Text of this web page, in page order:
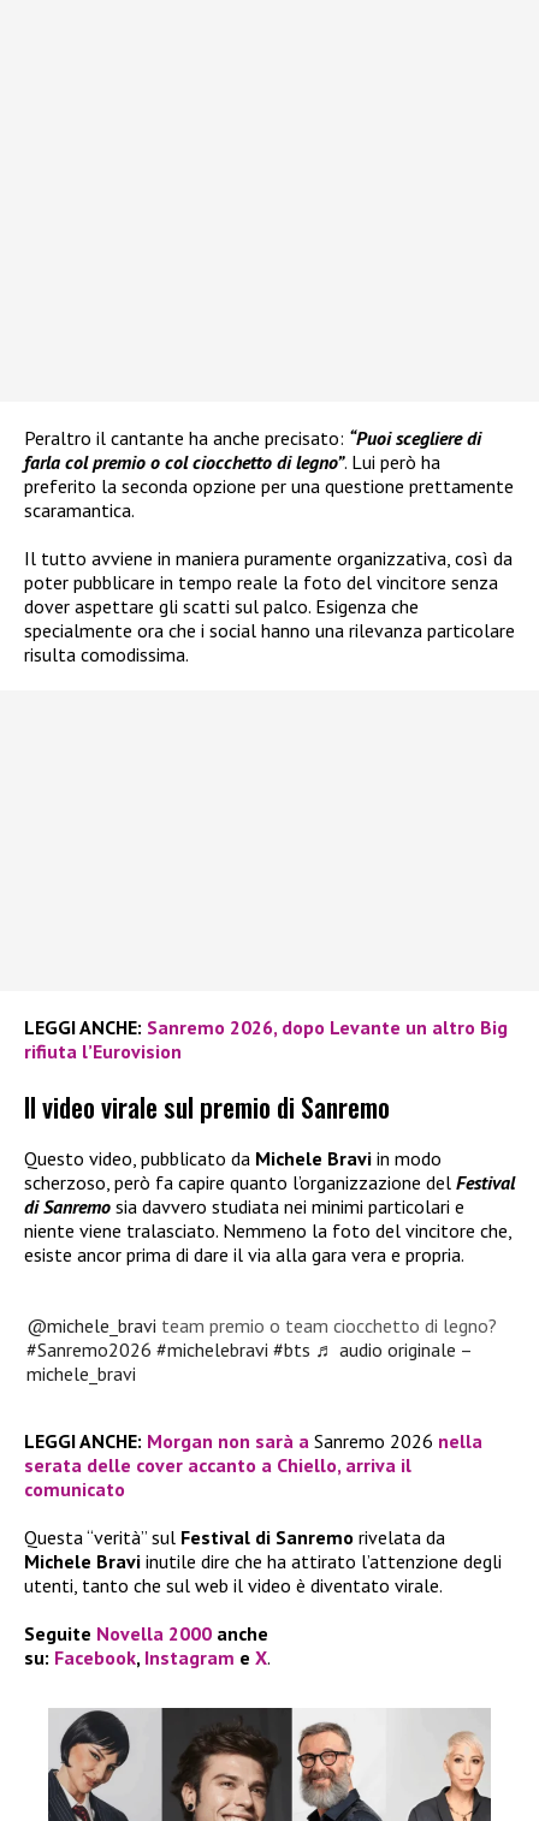
Peraltro il cantante ha anche precisato: “Puoi scegliere di
farla col premio o col ciocchetto di legno”. Lui però ha
preferito la seconda opzione per una questione prettamente
scaramantica.
Il tutto avviene in maniera puramente organizzativa, così da
poter pubblicare in tempo reale la foto del vincitore senza
dover aspettare gli scatti sul palco. Esigenza che
specialmente ora che i social hanno una rilevanza particolare
risulta comodissima.
LEGGI ANCHE: Sanremo 2026, dopo Levante un altro Big
rifiuta l’Eurovision
Il video virale sul premio di Sanremo
Questo video, pubblicato da Michele Bravi in modo
scherzoso, però fa capire quanto l’organizzazione del Festival
di Sanremo sia davvero studiata nei minimi particolari e
niente viene tralasciato. Nemmeno la foto del vincitore che,
esiste ancor prima di dare il via alla gara vera e propria.
@michele_bravi team premio o team ciocchetto di legno?
#Sanremo2026 #michelebravi #bts ♬ audio originale –
michele_bravi
LEGGI ANCHE: Morgan non sarà a Sanremo 2026 nella
serata delle cover accanto a Chiello, arriva il
comunicato
Questa “verità” sul Festival di Sanremo rivelata da
Michele Bravi inutile dire che ha attirato l’attenzione degli
utenti, tanto che sul web il video è diventato virale.
Seguite Novella 2000 anche
su: Facebook, Instagram e X.